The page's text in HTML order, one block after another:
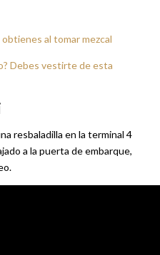
al tomar mezcal
Debes vestirte de esta
resbaladilla en la terminal 4
a la puerta de embarque,